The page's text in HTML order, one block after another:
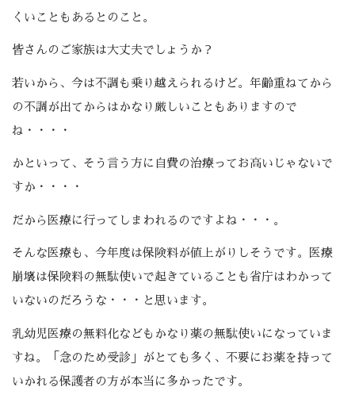
くいこともあるとのこと。
皆さんのご家族は大丈夫でしょうか？
若いから、今は不調も乗り越えられるけど。年齢重ねてから
の不調が出てからはかなり厳しいこともありますので
ね・・・・
かといって、そう言う方に自費の治療ってお高いじゃないで
すか・・・・
だから医療に行ってしまわれるのですよね・・・。
そんな医療も、今年度は保険料が値上がりしそうです。医療
崩壊は保険料の無駄使いで起きていることも省庁はわかって
いないのだろうな・・・と思います。
乳幼児医療の無料化などもかなり薬の無駄使いになっていま
すね。「念のため受診」がとても多く、不要にお薬を持って
いかれる保護者の方が本当に多かったです。